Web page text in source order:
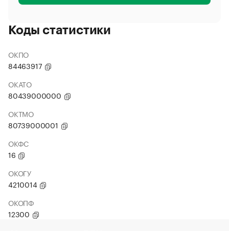
Коды статистики
ОКПО
84463917
ОКАТО
80439000000
ОКТМО
80739000001
ОКФС
16
ОКОГУ
4210014
ОКОПФ
12300